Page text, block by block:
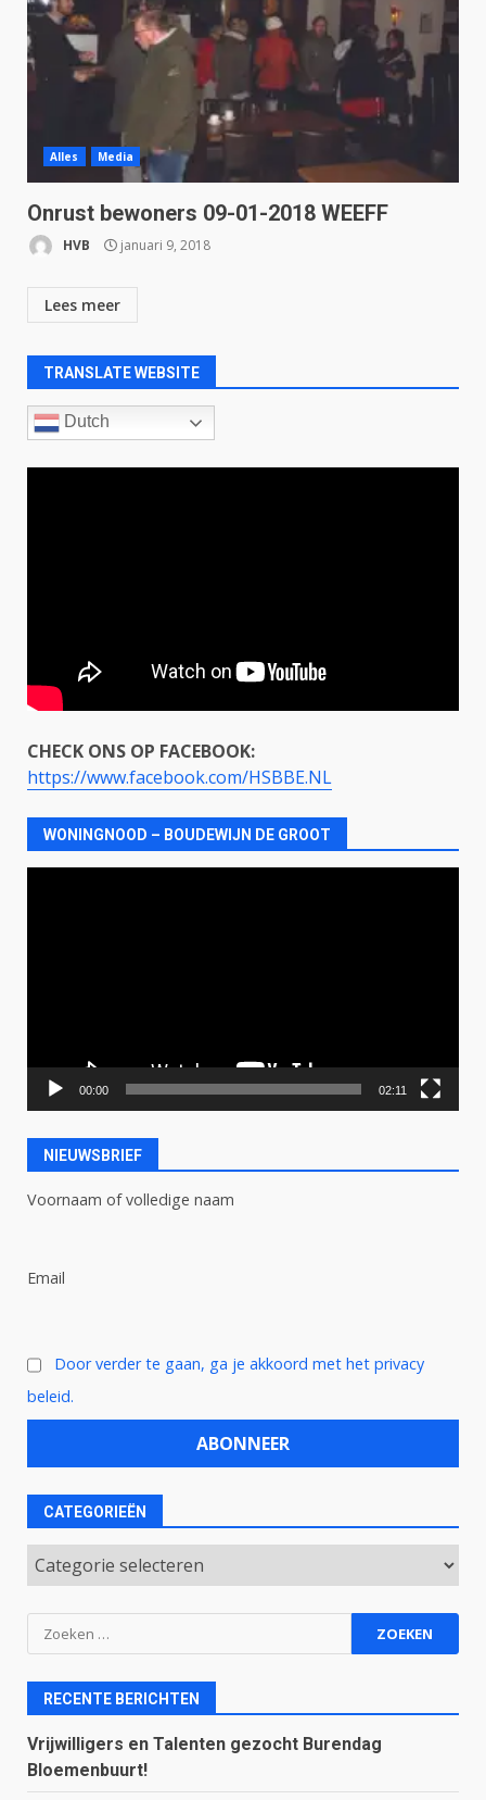
Alles Media
Onrust bewoners 09-01-2018 WEEFF
HVB januari 9, 2018
Lees meer
TRANSLATE WEBSITE
Dutch
CHECK ONS OP FACEBOOK:
https://www.facebook.com/HSBBE.NL
WONINGNOOD – BOUDEWIJN DE GROOT
00:00 02:11
NIEUWSBRIEF
Voornaam of volledige naam
Email
Door verder te gaan, ga je akkoord met het privacy
beleid.
CATEGORIEËN
Categorieën
Zoeken
naar:
RECENTE BERICHTEN
Vrijwilligers en Talenten gezocht Burendag
Bloemenbuurt!